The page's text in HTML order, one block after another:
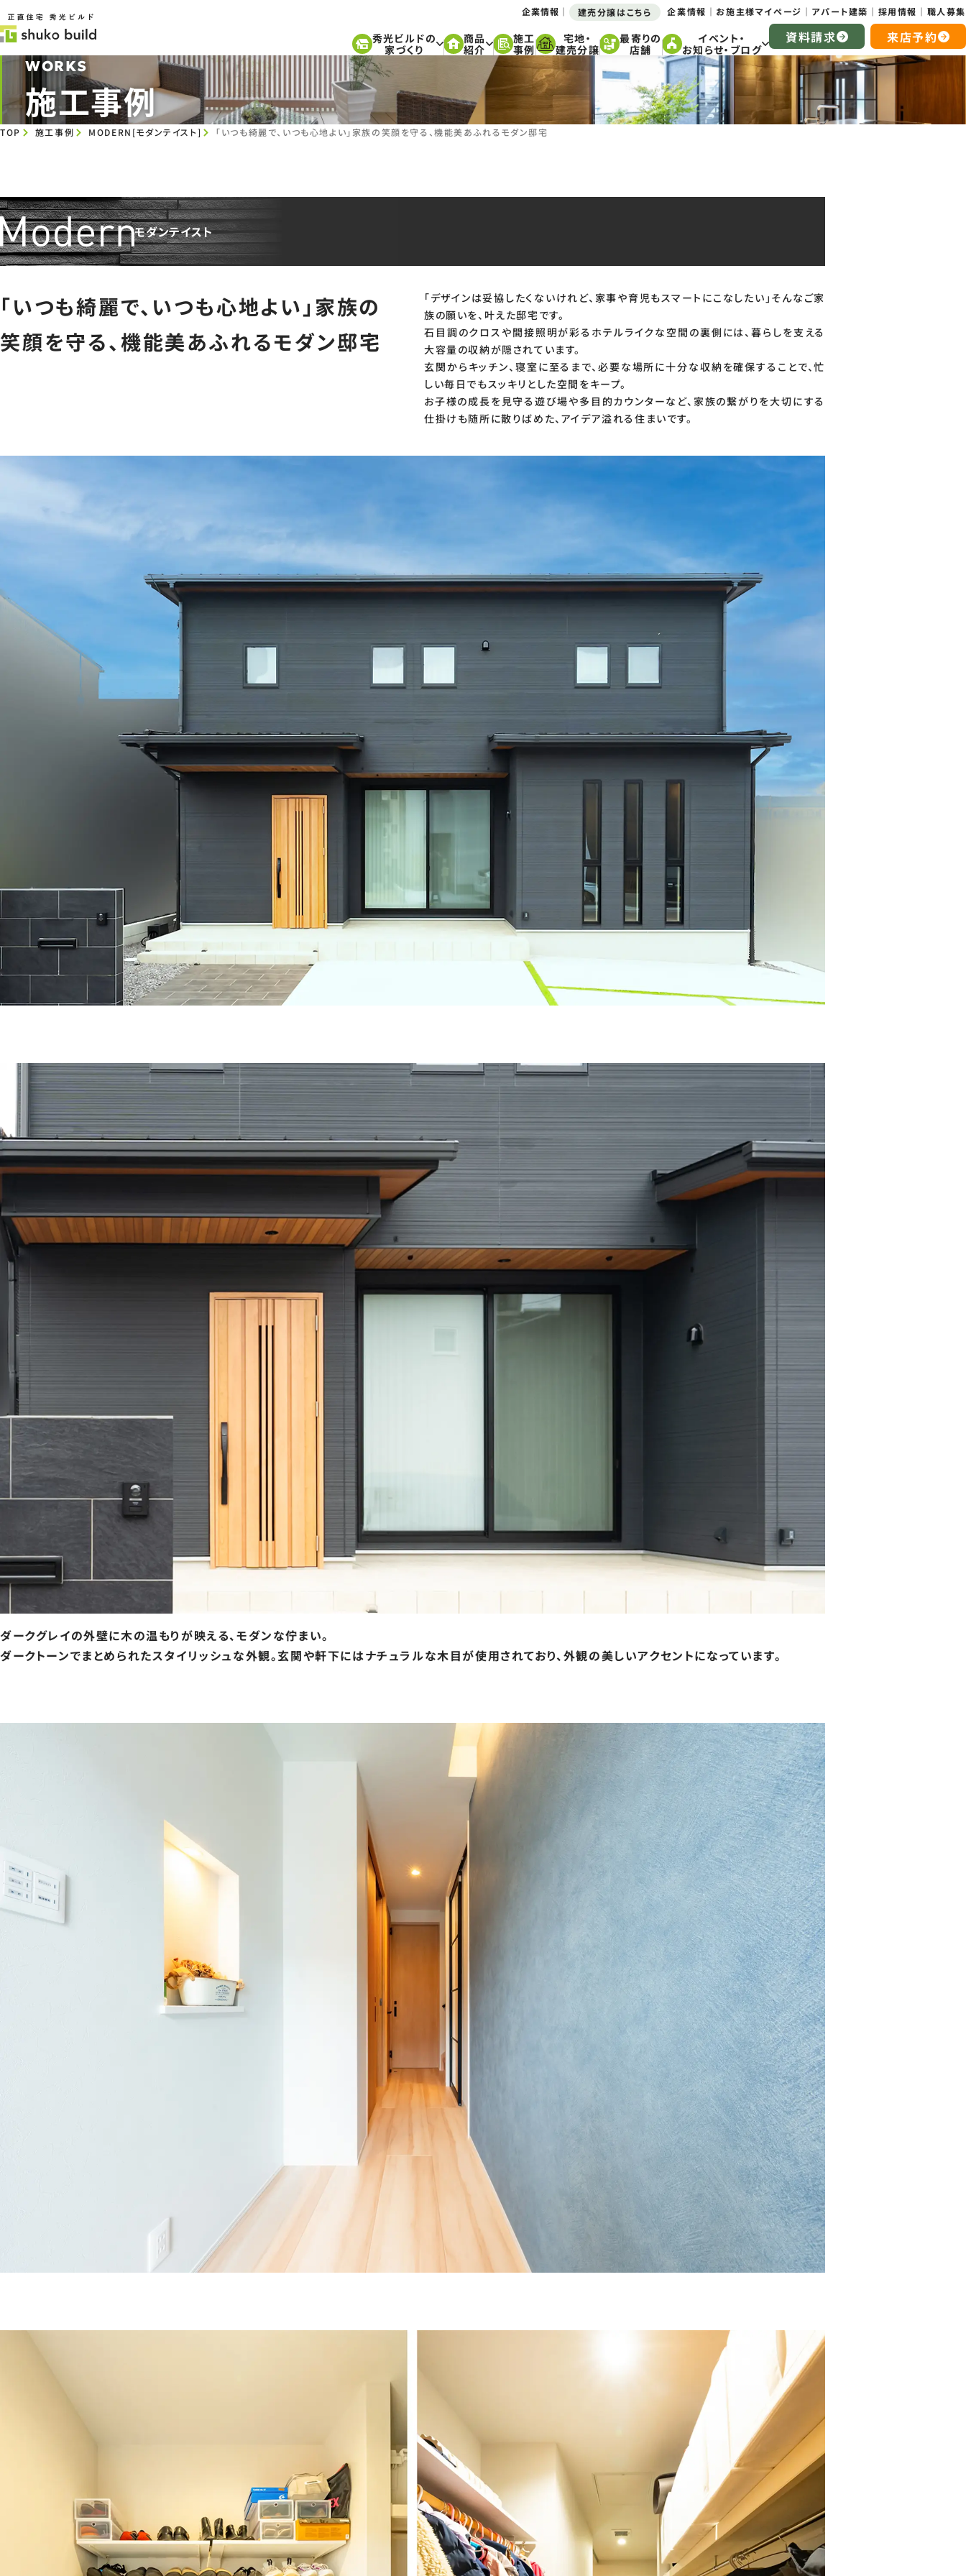
秀光ビルドの
家づくり
商品
紹介
施工
事例
宅地・
建売分譲
最寄りの
店舗
イベント・
お知らせ・ブログ
資料請求 来店予約
企業情報 建売分譲はこちら 企業情報 お施主様マイページ アパート建築 採用情報 職人募集
WORKS
施工事例
TOP 施工事例 MODERN[モダンテイスト] 「いつも綺麗で、いつも心地よい」家族の笑顔を守る、機能美あふれるモダン邸宅
モダンテイスト
「いつも綺麗で、いつも心地よい」家族の
笑顔を守る、機能美あふれるモダン邸宅
「デザインは妥協したくないけれど、家事や育児もスマートにこなしたい」そんなご家
族の願いを、叶えた邸宅です。
石目調のクロスや間接照明が彩るホテルライクな空間の裏側には、暮らしを支える
大容量の収納が隠されています。
玄関からキッチン、寝室に至るまで、必要な場所に十分な収納を確保することで、忙
しい毎日でもスッキリとした空間をキープ。
お子様の成長を見守る遊び場や多目的カウンターなど、家族の繋がりを大切にする
仕掛けも随所に散りばめた、アイデア溢れる住まいです。
ダークグレイの外壁に木の温もりが映える、モダンな佇まい。
ダークトーンでまとめられたスタイリッシュな外観。玄関や軒下にはナチュラルな木目が使用されており、外観の美しいアクセントになっています。